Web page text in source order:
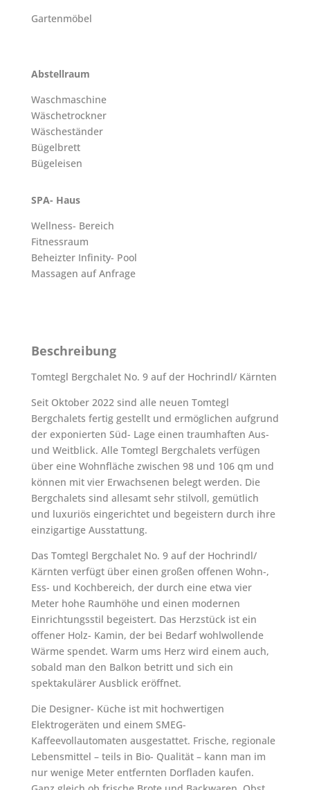
Gartenmöbel
Abstellraum
Waschmaschine
Wäschetrockner
Wäscheständer
Bügelbrett
Bügeleisen
SPA- Haus
Wellness- Bereich
Fitnessraum
Beheizter Infinity- Pool
Massagen auf Anfrage
Beschreibung
Tomtegl Bergchalet No. 9 auf der Hochrindl/ Kärnten
Seit Oktober 2022 sind alle neuen Tomtegl
Bergchalets fertig gestellt und ermöglichen aufgrund
der exponierten Süd- Lage einen traumhaften Aus-
und Weitblick. Alle Tomtegl Bergchalets verfügen
über eine Wohnfläche zwischen 98 und 106 qm und
können mit vier Erwachsenen belegt werden. Die
Bergchalets sind allesamt sehr stilvoll, gemütlich
und luxuriös eingerichtet und begeistern durch ihre
einzigartige Ausstattung.
Das Tomtegl Bergchalet No. 9 auf der Hochrindl/
Kärnten verfügt über einen großen offenen Wohn-,
Ess- und Kochbereich, der durch eine etwa vier
Meter hohe Raumhöhe und einen modernen
Einrichtungsstil begeistert. Das Herzstück ist ein
offener Holz- Kamin, der bei Bedarf wohlwollende
Wärme spendet. Warm ums Herz wird einem auch,
sobald man den Balkon betritt und sich ein
spektakulärer Ausblick eröffnet.
Die Designer- Küche ist mit hochwertigen
Elektrogeräten und einem SMEG-
Kaffeevollautomaten ausgestattet. Frische, regionale
Lebensmittel – teils in Bio- Qualität – kann man im
nur wenige Meter entfernten Dorfladen kaufen.